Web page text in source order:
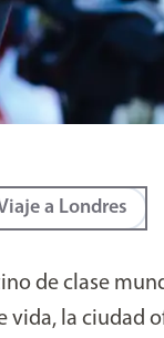
a Londres
de clase
la ciudad